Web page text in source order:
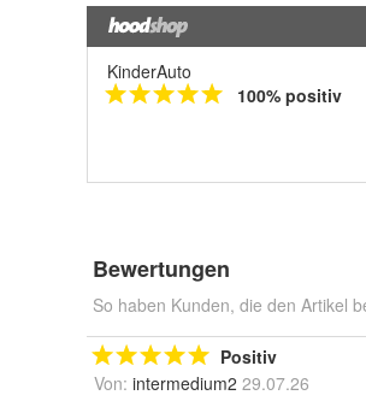
KinderAuto
100% positiv
Bewertungen
So haben Kunden, die den Artikel
Positiv
Von: intermedium2 29.07.26